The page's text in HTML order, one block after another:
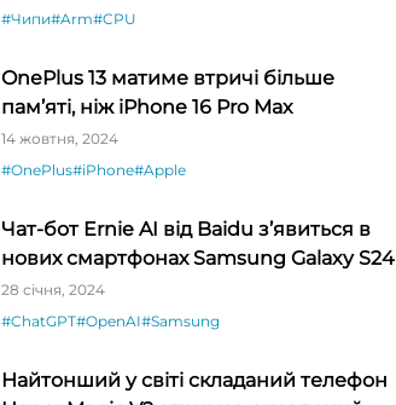
#Чипи#Arm#CPU
OnePlus 13 матиме втричі більше
пам’яті, ніж iPhone 16 Pro Max
14 жовтня, 2024
#OnePlus#iPhone#Apple
Чат-бот Ernie AI від Baidu з’явиться в
нових смартфонах Samsung Galaxy S24
28 січня, 2024
#ChatGPT#OpenAI#Samsung
Найтонший у світі складаний телефон